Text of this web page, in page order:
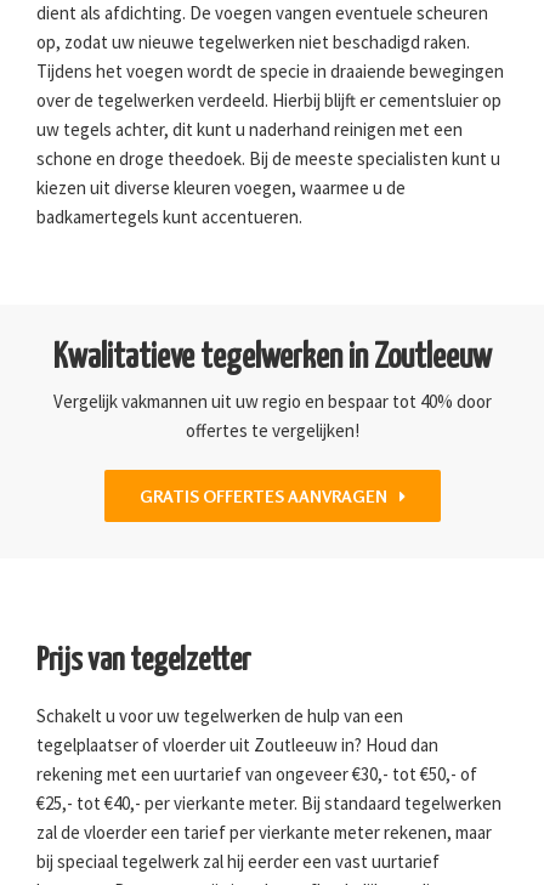
dient als afdichting. De voegen vangen eventuele scheuren
op, zodat uw nieuwe tegelwerken niet beschadigd raken.
Tijdens het voegen wordt de specie in draaiende bewegingen
over de tegelwerken verdeeld. Hierbij blijft er cementsluier op
uw tegels achter, dit kunt u naderhand reinigen met een
schone en droge theedoek. Bij de meeste specialisten kunt u
kiezen uit diverse kleuren voegen, waarmee u de
badkamertegels kunt accentueren.
Kwalitatieve tegelwerken in Zoutleeuw
Vergelijk vakmannen uit uw regio en bespaar tot 40% door
offertes te vergelijken!
GRATIS OFFERTES AANVRAGEN
Prijs van tegelzetter
Schakelt u voor uw tegelwerken de hulp van een
tegelplaatser of vloerder uit Zoutleeuw in? Houd dan
rekening met een uurtarief van ongeveer €30,- tot €50,- of
€25,- tot €40,- per vierkante meter. Bij standaard tegelwerken
zal de vloerder een tarief per vierkante meter rekenen, maar
bij speciaal tegelwerk zal hij eerder een vast uurtarief